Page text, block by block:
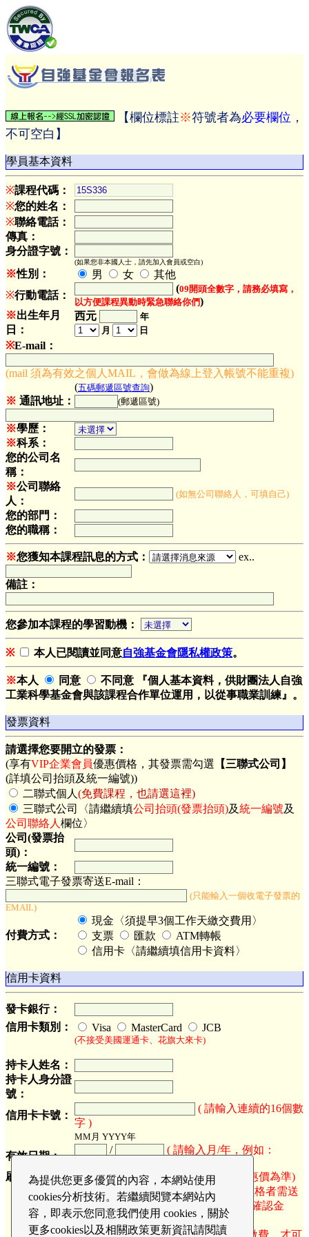
為提供您更多優質的內容，本網站使用
cookies分析技術。若繼續閱覽本網站內
容，即表示您同意我們使用 cookies，關於
更多cookies以及相關政策更新資訊請閱讀
【欄位標註※符號者為必要欄位 ，
不可空白】
學員基本資料
※課程代碼：
※您的姓名：
※聯絡電話：
傳真：
身分證字號：
(如果您非本國人士，請先加入會員或空白)
※性別： 男 女
其他
※行動電話：
(09開頭全數字，請務必填寫，
以方便課程異動時緊急聯絡你們)
※出生年月
日：
西元
年
月
日
※E-mail：
(mail 須為有效之個人MAIL，會做為線上登入帳號不能重複)
(五碼郵遞區號查詢)
※ 通訊地址： (郵遞區號)
※學歷：
※科系：
您的公司名
稱：
※公司聯絡
人：
(如無公司聯絡人，可填自己)
您的部門：
您的職稱：
※您獲知本課程訊息的方式： ex..
備註：
您參加本課程的學習動機：
※ 本人已閱讀並同意自強基金會隱私權政策。
※本人 同意
不同意 『個人基本資料，供財團法人自強
工業科學基金會與該課程合作單位運用，以從事職業訓練』。
發票資料
請選擇您要開立的發票：
(享有VIP企業會員優惠價格，其發票需勾選 【三聯式公司】
(詳填公司抬頭及統一編號))
二聯式個人 (免費課程，也請選這裡)
三聯式公司〈請繼續填公司抬頭(發票抬頭)及統一編號及
公司聯絡人 欄位〉
公司(發票抬
頭)：
統一編號：
三聯式電子發票寄送E-mail：
(只能輸入一個收電子發票的
EMAIL)
付費方式：
現金〈須提早3個工作天繳交費用〉
支票
匯款
ATM轉帳
信用卡〈請繼續填信用卡資料〉
信用卡資料
發卡銀行：
信用卡類別：
Visa MasterCard JCB
(不接受美國運通卡、花旗大來卡)
持卡人姓名：
持卡人身分證
號：
信用卡卡號：
( 請輸入連續的16個數
字 )
MM月 YYYY年
有效日期：
/
( 請輸入月/年，例如：
刷卡金額：
N.T.(以最終優惠價為準)
(刷卡金額僅供參考，符合超值優惠價格者需送
出報名表後，系統發出報名成功回函確認金
額。)
☆會員於開課前七日(含)報名並完成繳費，才可